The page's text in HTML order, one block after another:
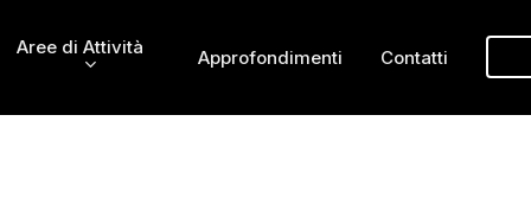
Aree di Attività Approfondimenti Contatti